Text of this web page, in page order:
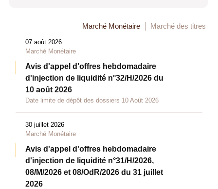
Marché Monétaire Marché des titres
07 août 2026
Marché Monétaire
Avis d'appel d'offres hebdomadaire
d'injection de liquidité n°32/H/2026 du
10 août 2026
Date limite de dépôt des dossiers 10 Août 2026
30 juillet 2026
Marché Monétaire
Avis d'appel d'offres hebdomadaire
d'injection de liquidité n°31/H/2026,
08/M/2026 et 08/OdR/2026 du 31 juillet
2026